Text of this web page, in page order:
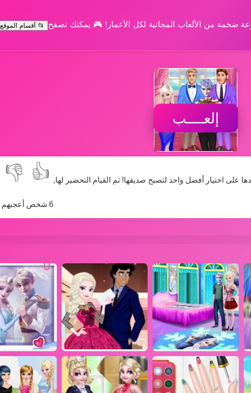
ضخمة من الألعاب المجانية لكل الأعمار! 🎮 يمكنك تصفح 📂 أقسام الموقع
إلعــــب
👍
👎
6 شخص أعجبهم هذه اللعبة، انضم إليهم!
على اختيار أفضل واحد لتصبح صديقها! ثم القيام التحضير لها,